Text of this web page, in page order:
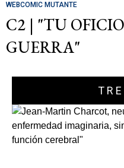
WEBCOMIC MUTANTE
C2 | "TU
GUERRA"